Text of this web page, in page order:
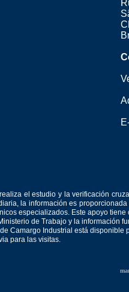
el estudio y la verificación
la información es
especializados. Este apoyo
de Trabajo y la información
Camargo Industrial está
para las visitas.